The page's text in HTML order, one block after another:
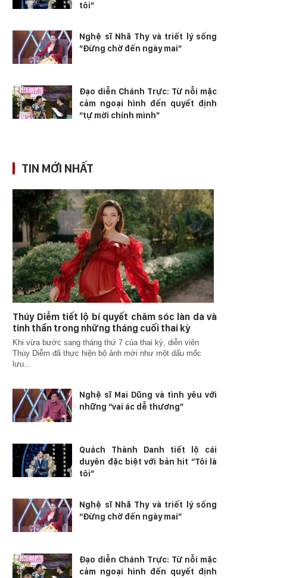
tôi”
Nghệ sĩ Nhã Thy và triết lý sống
“Đừng chờ đến ngày mai”
Đạo diễn Chánh Trực: Từ nỗi mặc
cảm ngoại hình đến quyết định
“tự mời chính mình”
TIN MỚI NHẤT
Thúy Diễm tiết lộ bí quyết chăm sóc làn da và
tinh thần trong những tháng cuối thai kỳ
Khi vừa bước sang tháng thứ 7 của thai kỳ, diễn viên
Thúy Diễm đã thực hiện bộ ảnh mới như một dấu mốc
lưu...
Nghệ sĩ Mai Dũng và tình yêu với
những “vai ác dễ thương”
Quách Thành Danh tiết lộ cái
duyên đặc biệt với bản hit “Tôi là
tôi”
Nghệ sĩ Nhã Thy và triết lý sống
“Đừng chờ đến ngày mai”
Đạo diễn Chánh Trực: Từ nỗi mặc
cảm ngoại hình đến quyết định